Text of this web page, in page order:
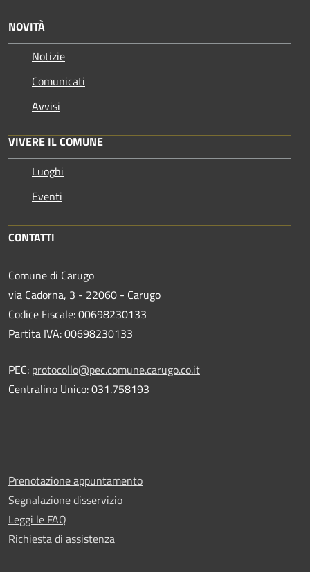
NOVITÀ
Notizie
Comunicati
Avvisi
VIVERE IL COMUNE
Luoghi
Eventi
CONTATTI
Comune di Carugo
via Cadorna, 3 - 22060 - Carugo
Codice Fiscale: 00698230133
Partita IVA: 00698230133
PEC: protocollo@pec.comune.carugo.co.it
Centralino Unico: 031.758193
Prenotazione appuntamento
Segnalazione disservizio
Leggi le FAQ
Richiesta di assistenza